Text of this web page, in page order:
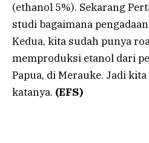
(ethanol 5%). Sekarang
studi bagaimana
Kedua, kita sudah punya
memproduksi etanol dari
Papua, di Merauke. Jadi
katanya. (EFS)